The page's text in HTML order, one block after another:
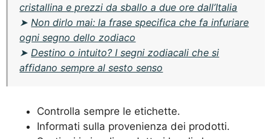
cristallina e prezzi da sballo a due ore dall’Italia
➤ Non dirlo mai: la frase specifica che fa infuriare
ogni segno dello zodiaco
➤ Destino o intuito? I segni zodiacali che si
affidano sempre al sesto senso
Controlla sempre le etichette.
Informati sulla provenienza dei prodotti.